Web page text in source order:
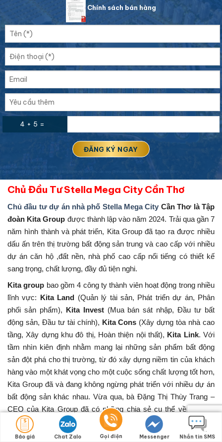
Chính sách bán hàng
4 + 5 =
Chủ Đầu Tư Stella Mega City Cần Thơ
Chủ đầu tư dự án nhà phố Stella Mega City Cần Thơ là Tập
đoàn Kita Group được thành lập vào năm 2024. Trải qua gần 7
năm hình thành và phát triển, Kita Group đã tạo ra được nhiều
dấu ấn trên thị trường bất động sản trung và cao cấp với nhiều
dự án căn hộ ,đất nền, nhà phố cao cấp nổi tiếng có thiết kế
sang trọng, chất lượng, đầy đủ tiện nghi.
Kita group bao gồm 4 công ty thành viên hoạt động trong nhiều
lĩnh vực:
Kita Land
(Quản lý tài sản, Phát triển dự án, Phân
phối sản phẩm),
Kita Invest(Mua bán sát nhập, Đầu tư bất
động sản, Đầu tư tài chính), Kita Cons (Xây dựng tòa nhà cao
tầng, Xây dựng khu đô thị, Hoàn thiện nội thất), Kita Link. Với
tầm nhìn kiên định nhằm mang lại những sản phẩm bất động
sản đột phá cho thị trường, từ đó xây dựng niềm tin của khách
hàng vào một khát vọng cho một cuộc sống chất lượng tốt hơn,
Kita Group đã và đang không ngừng phát triển với nhiều dự án
bất động sản khác nhau. Vừa qua, bà Đặng Thị Thùy Trang –
CEO của Kita Group đã có những chia sẻ cụ thể về dự định
trong tương lai gần của tập đoàn.
Là một cái tên trẻ chỉ mới xuất hiện từ năm 2024 nhưng Kita
Báo giá Chat Zalo Gọi điện Messenger Nhắn tin SMS